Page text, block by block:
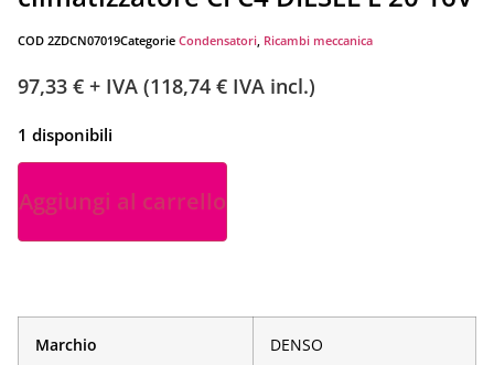
COD 2ZDCN07019Categorie Condensatori, Ricambi meccanica
97,33 € + IVA (118,74 € IVA incl.)
1 disponibili
Aggiungi al carrello
Marchio DENSO